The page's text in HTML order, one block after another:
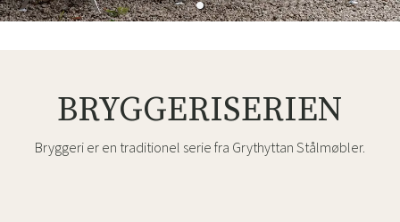
BRYGGERISERIEN
Bryggeri er en traditionel serie fra Grythyttan Stålmøbler.